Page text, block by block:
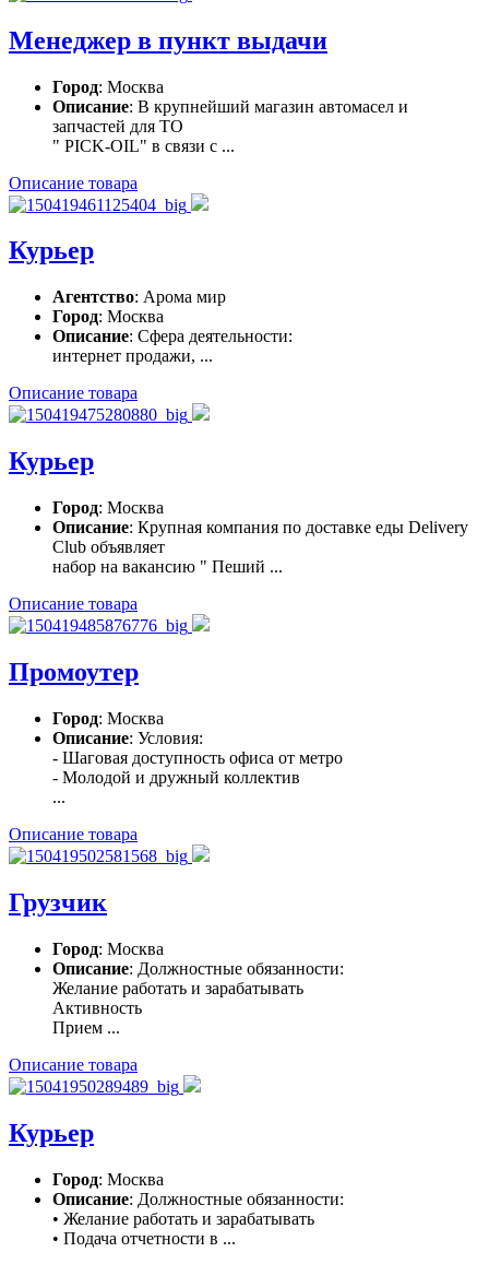
Менеджер в пункт выдачи
Город: Москва
Описание: В крупнейший магазин автомасел и
запчастей для ТО
" PICK-OIL" в связи с ...
Описание товара
Курьер
Агентство: Арома мир
Город: Москва
Описание: Сфера деятельности:
интернет продажи, ...
Описание товара
Курьер
Город: Москва
Описание: Крупная компания по доставке еды Delivery
Club объявляет
набор на вакансию " Пеший ...
Описание товара
Промоутер
Город: Москва
Описание: Условия:
- Шаговая доступность офиса от метро
- Молодой и дружный коллектив
...
Описание товара
Грузчик
Город: Москва
Описание: Должностные обязанности:
Желание работать и зарабатывать
Активность
Прием ...
Описание товара
Курьер
Город: Москва
Описание: Должностные обязанности:
• Желание работать и зарабатывать
• Подача отчетности в ...